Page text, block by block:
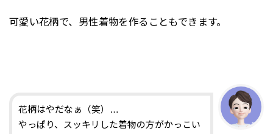
可愛い花柄で、男性着物を作ることもできます。
花柄はやだなぁ （笑）
…
やっぱり、スッキリした着物の方がかっこい